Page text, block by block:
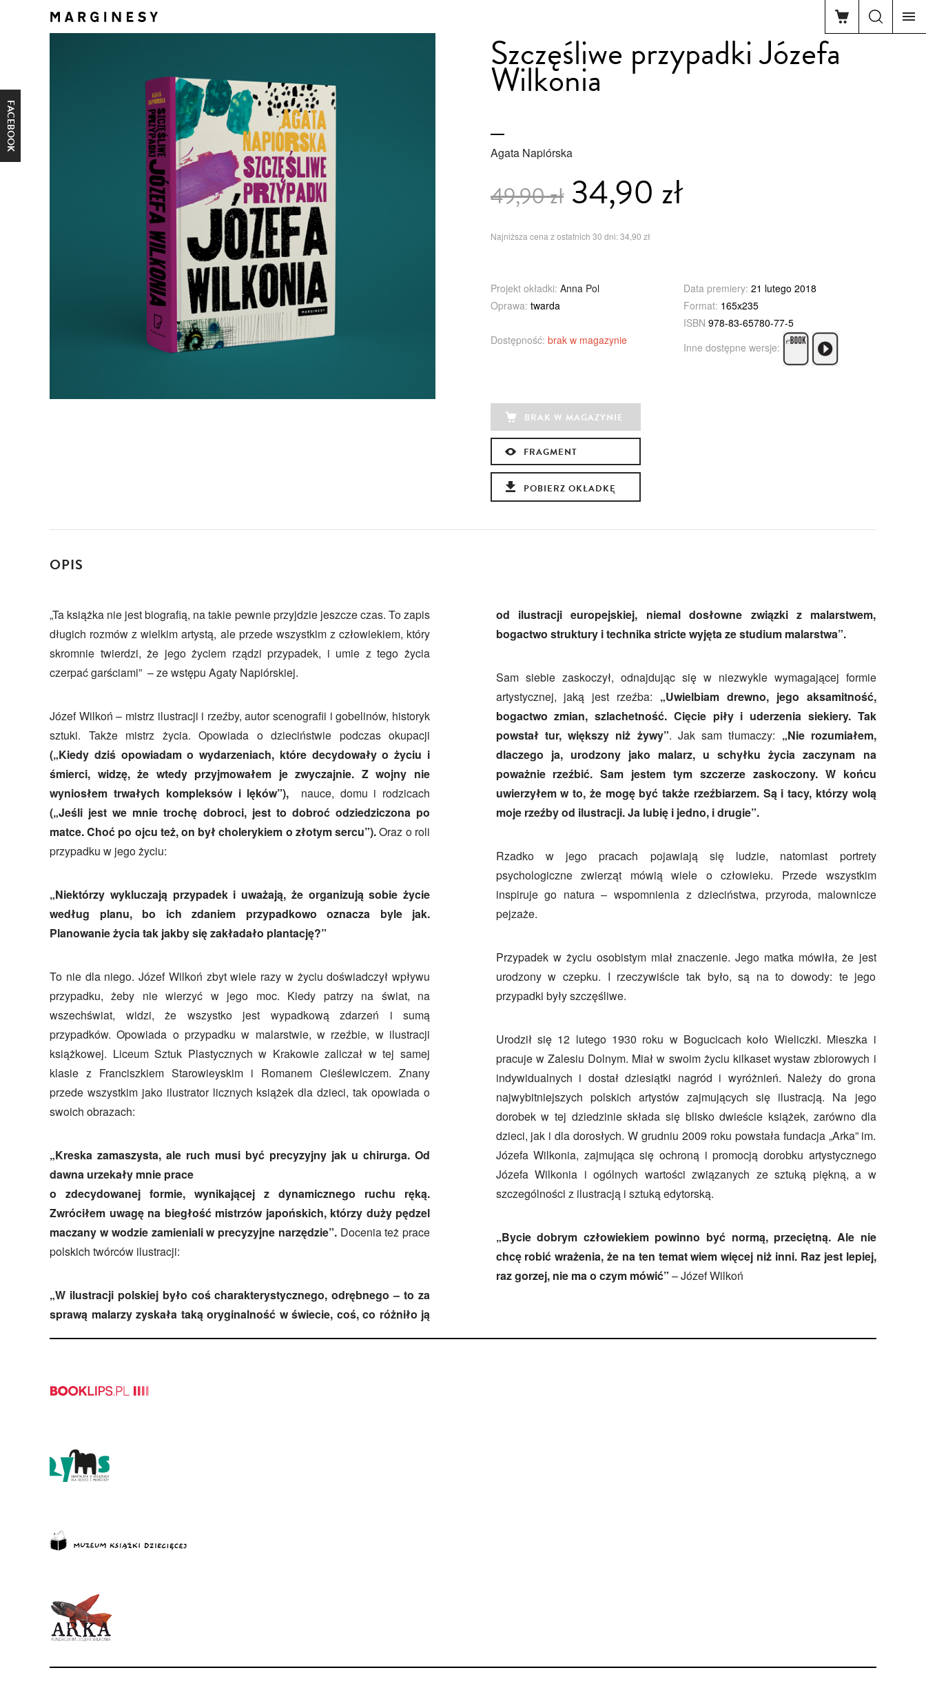
FACEBOOK
Szczęśliwe przypadki Józefa
Wilkonia
Agata Napiórska
49,90 zł34,90 zł
Najniższa cena z ostatnich 30 dni: 34,90 zł
Projekt okładki: Anna Pol Data premiery: 21 lutego 2018
Oprawa: twarda Format: 165x235
ISBN 978-83-65780-77-5
Dostępność: brak w magazynie
Inne dostępne wersje:
BRAK W MAGAZYNIE
FRAGMENT
POBIERZ OKŁADKĘ
OPIS
„Ta książka nie jest biografią, na takie pewnie przyjdzie jeszcze czas. To zapis
długich rozmów z wielkim artystą, ale przede wszystkim z człowiekiem, który
skromnie twierdzi, że jego życiem rządzi przypadek, i umie z tego życia
czerpać garściami” – ze wstępu Agaty Napiórskiej.
Józef Wilkoń – mistrz ilustracji i rzeźby, autor scenografii i gobelinów, historyk
sztuki. Także mistrz życia. Opowiada o dzieciństwie podczas okupacji
(„Kiedy dziś opowiadam o wydarzeniach, które decydowały o życiu i
śmierci, widzę, że wtedy przyjmowałem je zwyczajnie. Z wojny nie
wyniosłem trwałych kompleksów i lęków”), nauce, domu i rodzicach
(„Jeśli jest we mnie trochę dobroci, jest to dobroć odziedziczona po
matce. Choć po ojcu też, on był cholerykiem o złotym sercu”).Oraz o roli
przypadku w jego życiu:
„Niektórzy wykluczają przypadek i uważają, że organizują sobie życie
według planu, bo ich zdaniem przypadkowo oznacza byle jak.
Planowanie życia tak jakby się zakładało plantację?”
To nie dla niego. Józef Wilkoń zbyt wiele razy w życiu doświadczył wpływu
przypadku, żeby nie wierzyć w jego moc. Kiedy patrzy na świat, na
wszechświat, widzi, że wszystko jest wypadkową zdarzeń i sumą
przypadków. Opowiada o przypadku w malarstwie, w rzeźbie, w ilustracji
książkowej. Liceum Sztuk Plastycznych w Krakowie zaliczał w tej samej
klasie z Franciszkiem Starowieyskim i Romanem Cieślewiczem. Znany
przede wszystkim jako ilustrator licznych książek dla dzieci, tak opowiada o
swoich obrazach:
„Kreska zamaszysta, ale ruch musi być precyzyjny jak u chirurga. Od
dawna urzekały mnie prace
o zdecydowanej formie, wynikającej z dynamicznego ruchu ręką.
Zwróciłem uwagę na biegłość mistrzów japońskich, którzy duży pędzel
maczany w wodzie zamieniali w precyzyjne narzędzie”. Docenia też prace
polskich twórców ilustracji:
„W ilustracji polskiej było coś charakterystycznego, odrębnego – to za
sprawą malarzy zyskała taką oryginalność w świecie, coś, co różniło ją
od ilustracji europejskiej, niemal dosłowne związki z malarstwem,
bogactwo struktury i technika stricte wyjęta ze studium malarstwa”.
Sam siebie zaskoczył, odnajdując się w niezwykle wymagającej formie
artystycznej, jaką jest rzeźba: „Uwielbiam drewno, jego aksamitność,
bogactwo zmian, szlachetność. Cięcie piły i uderzenia siekiery. Tak
powstał tur, większy niż żywy”. Jak sam tłumaczy: „Nie rozumiałem,
dlaczego ja, urodzony jako malarz, u schyłku życia zaczynam na
poważnie rzeźbić. Sam jestem tym szczerze zaskoczony. W końcu
uwierzyłem w to, że mogę być także rzeźbiarzem. Są i tacy, którzy wolą
moje rzeźby od ilustracji. Ja lubię i jedno, i drugie”.
Rzadko w jego pracach pojawiają się ludzie, natomiast portrety
psychologiczne zwierząt mówią wiele o człowieku. Przede wszystkim
inspiruje go natura – wspomnienia z dzieciństwa, przyroda, malownicze
pejzaże.
Przypadek w życiu osobistym miał znaczenie. Jego matka mówiła, że jest
urodzony w czepku. I rzeczywiście tak było, są na to dowody: te jego
przypadki były szczęśliwe.
Urodził się 12 lutego 1930 roku w Bogucicach koło Wieliczki. Mieszka i
pracuje w Zalesiu Dolnym. Miał w swoim życiu kilkaset wystaw zbiorowych i
indywidualnych i dostał dziesiątki nagród i wyróżnień. Należy do grona
najwybitniejszych polskich artystów zajmujących się ilustracją. Na jego
dorobek w tej dziedzinie składa się blisko dwieście książek, zarówno dla
dzieci, jak i dla dorosłych. W grudniu 2009 roku powstała fundacja „Arka” im.
Józefa Wilkonia, zajmująca się ochroną i promocją dorobku artystycznego
Józefa Wilkonia i ogólnych wartości związanych ze sztuką piękną, a w
szczególności z ilustracją i sztuką edytorską.
„Bycie dobrym człowiekiem powinno być normą, przeciętną. Ale nie
chcę robić wrażenia, że na ten temat wiem więcej niż inni. Raz jest lepiej,
raz gorzej, nie ma o czym mówić” – Józef Wilkoń